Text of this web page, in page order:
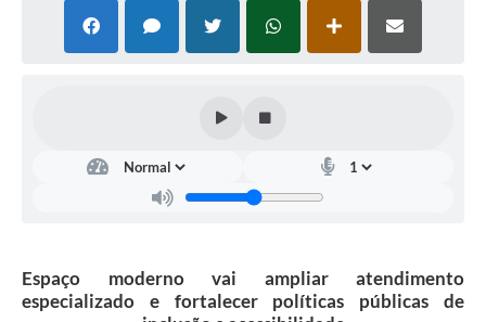
Espaço moderno vai ampliar atendimento
especializado e fortalecer políticas públicas de